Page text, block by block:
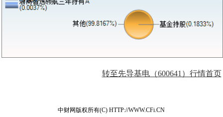
转至先导基电（600641）行情首页
中财网版权所有(C) HTTP://WWW.CFi.CN